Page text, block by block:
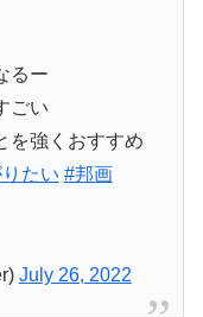
るー
ごい
を強くおすすめ
たい #邦画
July 26, 2022